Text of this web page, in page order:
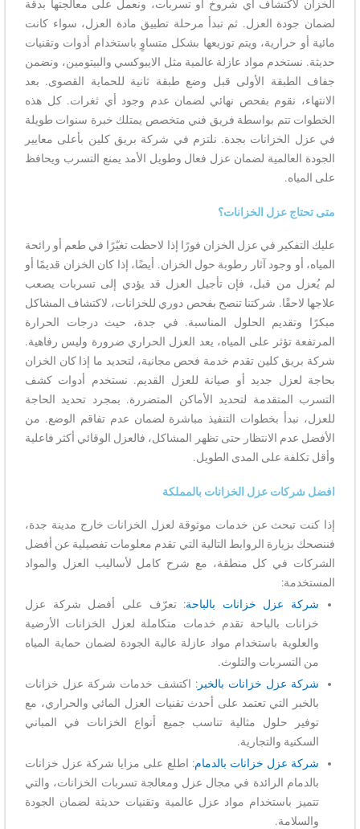
الخزان لاكتشاف أي شروخ أو تسربات، ونعمل على معالجتها بدقة
لضمان جودة العزل. ثم تبدأ مرحلة تطبيق مادة العزل، سواء كانت
مائية أو حرارية، ويتم توزيعها بشكل متساوٍ باستخدام أدوات وتقنيات
حديثة. نستخدم مواد عازلة عالمية مثل الايبوكسي والبيتومين، ونضمن
جفاف الطبقة الأولى قبل وضع طبقة ثانية للحماية القصوى. بعد
الانتهاء، نقوم بفحص نهائي لضمان عدم وجود أي ثغرات. كل هذه
الخطوات تتم بواسطة فريق فني متخصص يمتلك خبرة سنوات طويلة
في عزل الخزانات بجدة. نلتزم في شركة بريق كلين بأعلى معايير
الجودة العالمية لضمان عزل فعال وطويل الأمد يمنع التسرب ويحافظ
على المياه.
متى تحتاج عزل الخزانات؟
عليك التفكير في عزل الخزان فورًا إذا لاحظت تغيّرًا في طعم أو رائحة
المياه، أو وجود آثار رطوبة حول الخزان. أيضًا، إذا كان الخزان قديمًا أو
لم يُعزل من قبل، فإن تأجيل العزل قد يؤدي إلى تسربات يصعب
علاجها لاحقًا. شركتنا تنصح بفحص دوري للخزانات، لاكتشاف المشاكل
مبكرًا وتقديم الحلول المناسبة. في جدة، حيث درجات الحرارة
المرتفعة تؤثر على المياه، يعد العزل الحراري ضرورة وليس رفاهية.
شركة بريق كلين تقدم خدمة فحص مجانية، لتحديد ما إذا كان الخزان
بحاجة لعزل جديد أو صيانة للعزل القديم. نستخدم أدوات كشف
التسرب المتقدمة لتحديد الأماكن المتضررة. بمجرد تحديد الحاجة
للعزل، نبدأ بخطوات التنفيذ مباشرة لضمان عدم تفاقم الوضع. من
الأفضل عدم الانتظار حتى تظهر المشاكل، فالعزل الوقائي أكثر فاعلية
وأقل تكلفة على المدى الطويل.
افضل شركات عزل الخزانات بالمملكة
إذا كنت تبحث عن خدمات موثوقة لعزل الخزانات خارج مدينة جدة،
فننصحك بزيارة الروابط التالية التي تقدم معلومات تفصيلية عن أفضل
الشركات في كل منطقة، مع شرح كامل لأساليب العزل والمواد
المستخدمة:
شركة عزل خزانات بالباحة: تعرّف على أفضل شركة عزل
خزانات بالباحة تقدم خدمات متكاملة لعزل الخزانات الأرضية
والعلوية باستخدام مواد عازلة عالية الجودة لضمان حماية المياه
من التسربات والتلوث.
شركة عزل خزانات بالخبر: اكتشف خدمات شركة عزل خزانات
بالخبر التي تعتمد على أحدث تقنيات العزل المائي والحراري، مع
توفير حلول مثالية تناسب جميع أنواع الخزانات في المباني
السكنية والتجارية.
شركة عزل خزانات بالدمام: اطلع على مزايا شركة عزل خزانات
بالدمام الرائدة في مجال عزل ومعالجة تسربات الخزانات، والتي
تتميز باستخدام مواد عزل عالمية وتقنيات حديثة لضمان الجودة
والسلامة.